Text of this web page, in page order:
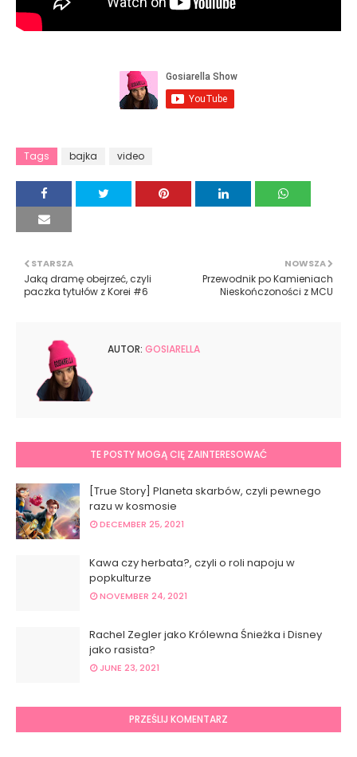
Tags bajka video
NOWSZA
Przewodnik po Kamieniach
Nieskończoności z MCU
STARSZA
Jaką dramę obejrzeć, czyli
paczka tytułów z Korei #6
AUTOR: GOSIARELLA
TE POSTY MOGĄ CIĘ ZAINTERESOWAĆ
[True Story] Planeta skarbów, czyli pewnego
razu w kosmosie
DECEMBER 25, 2021
Kawa czy herbata?, czyli o roli napoju w
popkulturze
NOVEMBER 24, 2021
Rachel Zegler jako Królewna Śnieżka i Disney
jako rasista?
JUNE 23, 2021
PRZEŚLIJ KOMENTARZ